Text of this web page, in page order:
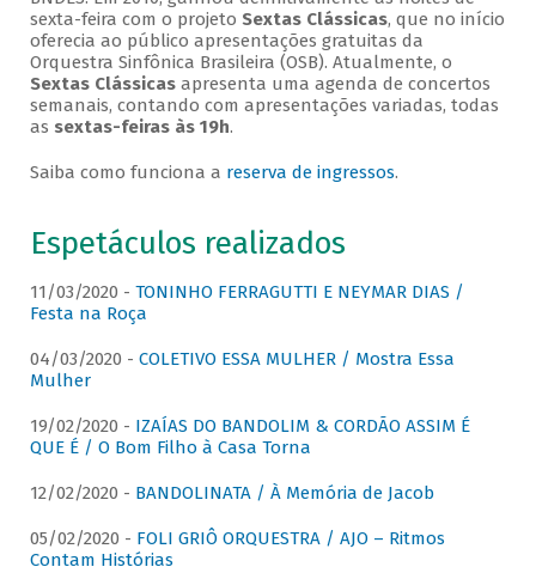
sexta-feira com o projeto Sextas Clássicas, que no início
oferecia ao público apresentações gratuitas da
Orquestra Sinfônica Brasileira (OSB). Atualmente, o
Sextas Clássicasapresenta uma agenda de concertos
semanais, contando com apresentações variadas, todas
as sextas-feiras às 19h.
Saiba como funciona a reserva de ingressos.
Espetáculos realizados
11/03/2020 - TONINHO FERRAGUTTI E NEYMAR DIAS /
Festa na Roça
04/03/2020 - COLETIVO ESSA MULHER / Mostra Essa
Mulher
19/02/2020 - IZAÍAS DO BANDOLIM & CORDÃO ASSIM É
QUE É / O Bom Filho à Casa Torna
12/02/2020 - BANDOLINATA / À Memória de Jacob
05/02/2020 - FOLI GRIÔ ORQUESTRA / AJO – Ritmos
Contam Histórias